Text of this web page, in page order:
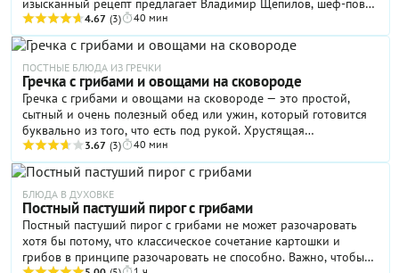
деликатным.
изысканный рецепт предлагает Владимир Щепилов, шеф-повар
ресторана Godji. Киноа поджаривается на кунжутном масле до
легкого хруста, приправляется свежей зеленью базилика и
кинзы. Сладкое спелое манго и ленточки черешкового
сельдерея придают салату свежести и оттеняют глубокий вкус
копченого угря, который в рекомендациях не нуждается.
Завершением этого «карнавального» в лучшем смысле слова
салата становится тамариндовый соус. Многим это может
показаться слегка чересчур, но для ресторанной подачи —
просто идеально. Как упростить задачу — читайте в
примечании к рецепту.
4.67 (3) 40 мин
ПОСТНЫЕ БЛЮДА ИЗ ГРЕЧКИ
Гречка с грибами и овощами на сковороде
Гречка с грибами и овощами на сковороде — это простой,
сытный и очень полезный обед или ужин, который готовится
буквально из того, что есть под рукой. Хрустящая
белокочанная капуста, сладкий болгарский перец, сочные
шампиньоны и рассыпчатая гречка — кто бы мог подумать, но
этот набор дает идеальный баланс вкусов и текстур. Минимум
масла, максимум овощей — блюдо получается легким, но при
этом очень питательным. Идеально для поста, вегетарианского
рациона или просто когда хочется выйти из-за стола сытым, с
ощущением легкости, а не тяжести.
3.67 (3) 40 мин
БЛЮДА В ДУХОВКЕ
Постный пастуший пирог с грибами
Постный пастуший пирог с грибами не может разочаровать
хотя бы потому, что классическое сочетание картошки и
грибов в принципе разочаровать не способно. Важно, чтобы